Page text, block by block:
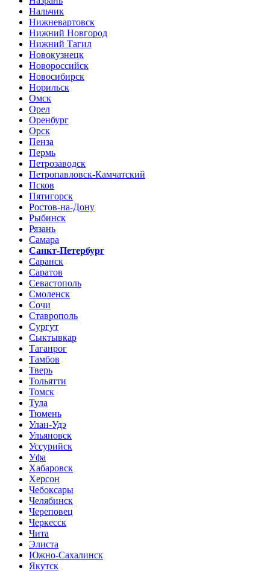
Нальчик
Нижневартовск
Нижний Новгород
Нижний Тагил
Новокузнецк
Новороссийск
Новосибирск
Норильск
Омск
Орел
Оренбург
Орск
Пенза
Пермь
Петрозаводск
Петропавловск-Камчатский
Псков
Пятигорск
Ростов-на-Дону
Рыбинск
Рязань
Самара
Санкт-Петербург
Саранск
Саратов
Севастополь
Смоленск
Сочи
Ставрополь
Сургут
Сыктывкар
Таганрог
Тамбов
Тверь
Тольятти
Томск
Тула
Тюмень
Улан-Удэ
Ульяновск
Уссурийск
Уфа
Хабаровск
Херсон
Чебоксары
Челябинск
Череповец
Черкесск
Чита
Элиста
Южно-Сахалинск
Якутск